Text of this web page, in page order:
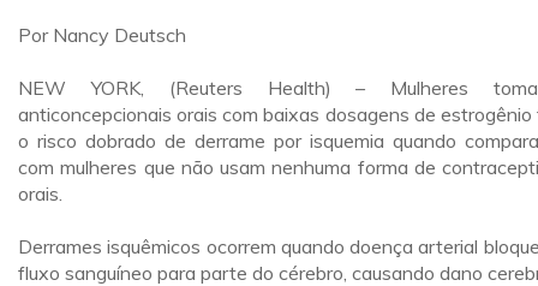
Por Nancy Deutsch
NEW YORK, (Reuters Health) – Mulheres
anticoncepcionais orais com baixas dosagens de estrogênio
o risco dobrado de derrame por isquemia quando
com mulheres que não usam nenhuma forma de
orais.
Derrames isquêmicos ocorrem quando doença arterial
fluxo sanguíneo para parte do cérebro, causando dano